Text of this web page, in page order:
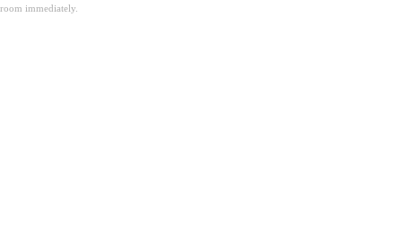
room immediately.